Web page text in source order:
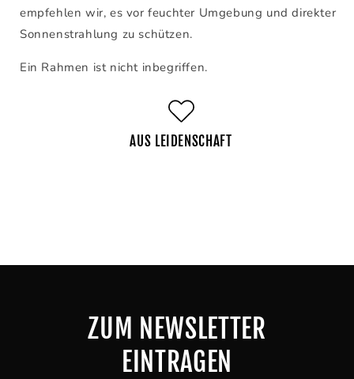
empfehlen wir, es vor feuchter Umgebung und direkter
Sonnenstrahlung zu schützen.
Ein Rahmen ist nicht inbegriffen.
AUS LEIDENSCHAFT
ZUM NEWSLETTER
EINTRAGEN